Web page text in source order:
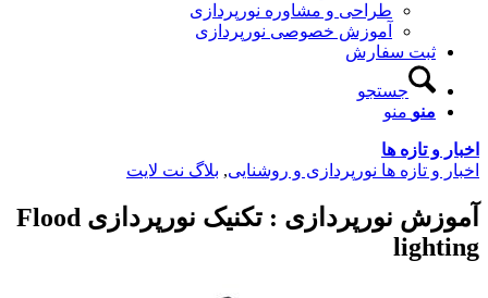
طراحی و مشاوره نورپردازی
آموزش خصوصی نورپردازی
ثبت سفارش
جستجو
منو منو
اخبار و تازه ها
اخبار و تازه ها نورپردازی و روشنایی, بلاگ نت لایت
آموزش نورپردازی : تکنیک نورپردازی Flood
lighting